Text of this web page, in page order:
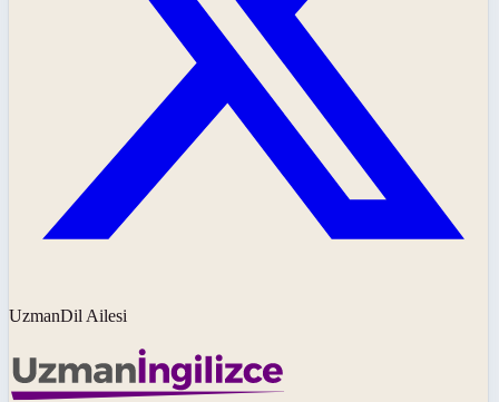
UzmanDil Ailesi